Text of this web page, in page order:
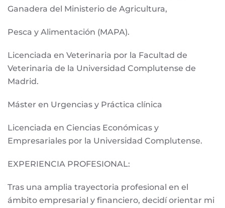
Ganadera del Ministerio de Agricultura,
Pesca y Alimentación (MAPA).
Licenciada en Veterinaria por la Facultad de
Veterinaria de la Universidad Complutense de
Madrid.
Máster en Urgencias y Práctica clínica
Licenciada en Ciencias Económicas y
Empresariales por la Universidad Complutense.
EXPERIENCIA PROFESIONAL:
Tras una amplia trayectoria profesional en el
ámbito empresarial y financiero, decidí orientar mi